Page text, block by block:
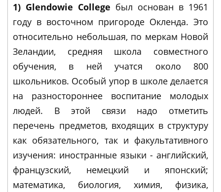
1) Glendowie College был основан в 1961
году в восточном пригороде Окленда. Это
относительно небольшая, по меркам Новой
Зеландии, средняя школа совместного
обучения, в ней учатся около 800
школьников. Особый упор в школе делается
на разностороннее воспитание молодых
людей. В этой связи надо отметить
перечень предметов, входящих в структуру
как обязательного, так и факультативного
изучения: иностранные языки - английский,
французский, немецкий и японский;
математика, биология, химия, физика,